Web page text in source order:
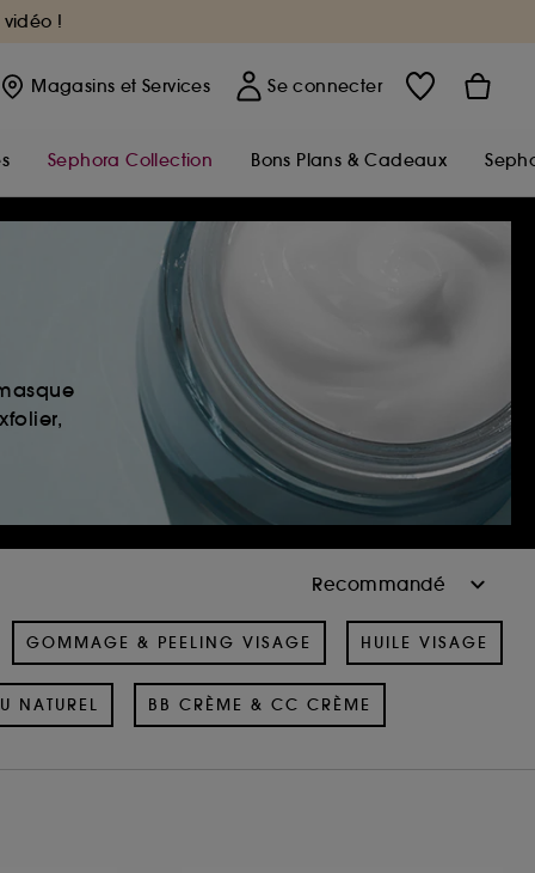
vidéo !
Magasins et Services Se connecter
Sephora Collection Bons Plans & Cadeaux
GOMMAGE & PEELING VISAGE HUILE VISAGE
NATUREL BB CRÈME & CC CRÈME